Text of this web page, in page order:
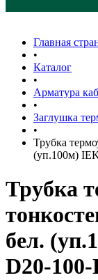
Главная
•
Каталог
•
Арматура
•
Заглушка
•
Трубка
(уп.100м)
Трубка
бел.
D20-